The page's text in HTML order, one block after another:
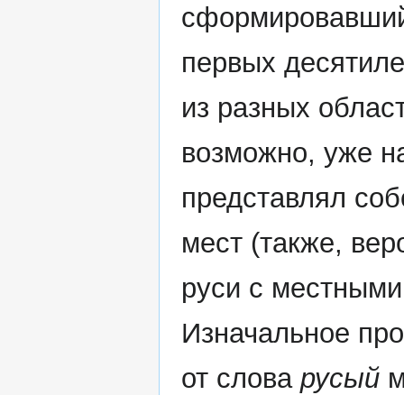
первых
из разных
возможно, уже
представлял
мест (также,
руси с
Изначальное
от слова русый